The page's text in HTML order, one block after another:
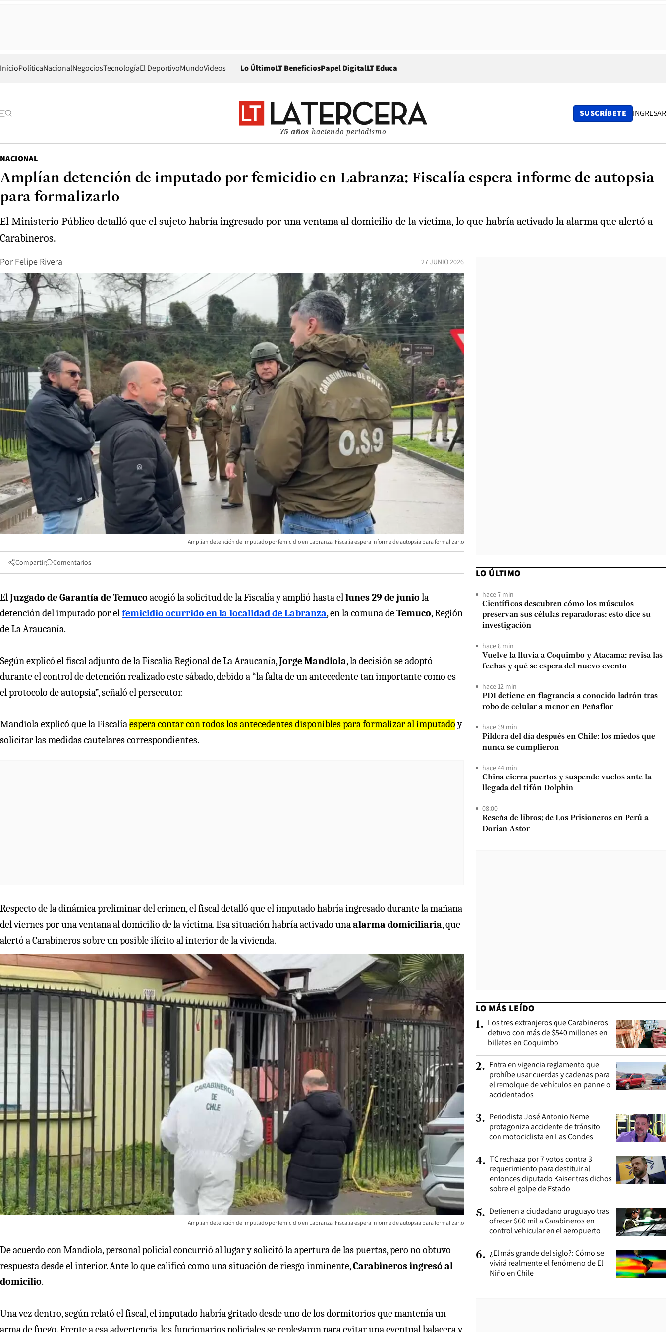
InicioPolíticaNacionalNegociosTecnologíaEl DeportivoMundoVideos Lo ÚltimoLT BeneficiosPapel DigitalOpens in new window
LT Educa
75 años haciendo periodismo
SUSCRÍBETE INGRESAR
NACIONAL
Amplían detención de imputado por femicidio en Labranza: Fiscalía espera informe de autopsia
para formalizarlo
El Ministerio Público detalló que el sujeto habría ingresado por una ventana al domicilio de la víctima, lo que habría activado la alarma que alertó a
Carabineros.
Por Felipe Rivera 27 JUNIO 2026
Amplían detención de imputado por femicidio en Labranza: Fiscalía espera informe de autopsia para formalizarlo
Compartir Comentarios
ElJuzgado de Garantía de Temuco acogió la solicitud de la Fiscalía y amplió hasta ellunes 29 de junio la
detención del imputado por elfemicidio ocurrido en la localidad de Labranza, en la comuna deTemuco, Región
de La Araucanía.
Según explicó el fiscal adjunto de la Fiscalía Regional de La Araucanía,Jorge Mandiola, la decisión se adoptó
durante el control de detención realizado este sábado, debido a “la falta de un antecedente tan importante como es
el protocolo de autopsia”, señaló el persecutor.
Mandiola explicó que la Fiscalíaespera contar con todos los antecedentes disponibles para formalizar al imputadoy
solicitar las medidas cautelares correspondientes.
Respecto de la dinámica preliminar del crimen, el fiscal detalló que el imputado habría ingresado durante la mañana
del viernes por una ventana al domicilio de la víctima. Esa situación habría activado unaalarma domiciliaria, que
alertó a Carabineros sobre un posible ilícito al interior de la vivienda.
Amplían detención de imputado por femicidio en Labranza: Fiscalía espera informe de autopsia para formalizarlo
De acuerdo con Mandiola, personal policial concurrió al lugar y solicitó la apertura de las puertas, pero no obtuvo
respuesta desde el interior. Ante lo que calificó como una situación de riesgo inminente,Carabineros ingresó al
domicilio.
Una vez dentro, según relató el fiscal, el imputado habría gritado desde uno de los dormitorios que mantenía un
arma de fuego. Frente a esa advertencia, los funcionarios policiales se replegaron para evitar una eventual balacera y
LO ÚLTIMO
hace 7 min
Científicos descubren cómo los músculos
preservan sus células reparadoras: esto dice su
investigación
hace 8 min
Vuelve la lluvia a Coquimbo y Atacama: revisa las
fechas y qué se espera del nuevo evento
hace 12 min
PDI detiene en flagrancia a conocido ladrón tras
robo de celular a menor en Peñaflor
hace 39 min
Píldora del día después en Chile: los miedos que
nunca se cumplieron
hace 44 min
China cierra puertos y suspende vuelos ante la
llegada del tifón Dolphin
08:00
Reseña de libros: de Los Prisioneros en Perú a
Dorian Astor
LO MÁS LEÍDO
1. Los tres extranjeros que Carabineros
detuvo con más de $540 millones en
billetes en Coquimbo
2. Entra en vigencia reglamento que
prohíbe usar cuerdas y cadenas para
el remolque de vehículos en panne o
accidentados
3. Periodista José Antonio Neme
protagoniza accidente de tránsito
con motociclista en Las Condes
4. TC rechaza por 7 votos contra 3
requerimiento para destituir al
entonces diputado Kaiser tras dichos
sobre el golpe de Estado
5. Detienen a ciudadano uruguayo tras
ofrecer $60 mil a Carabineros en
control vehicular en el aeropuerto
6. ¿El más grande del siglo?: Cómo se
vivirá realmente el fenómeno de El
Niño en Chile